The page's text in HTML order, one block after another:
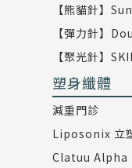
【熊貓針】
【彈力針】
【聚光針】
塑身纖體
減重門診
Liposonix 立
Clatuu Alpha